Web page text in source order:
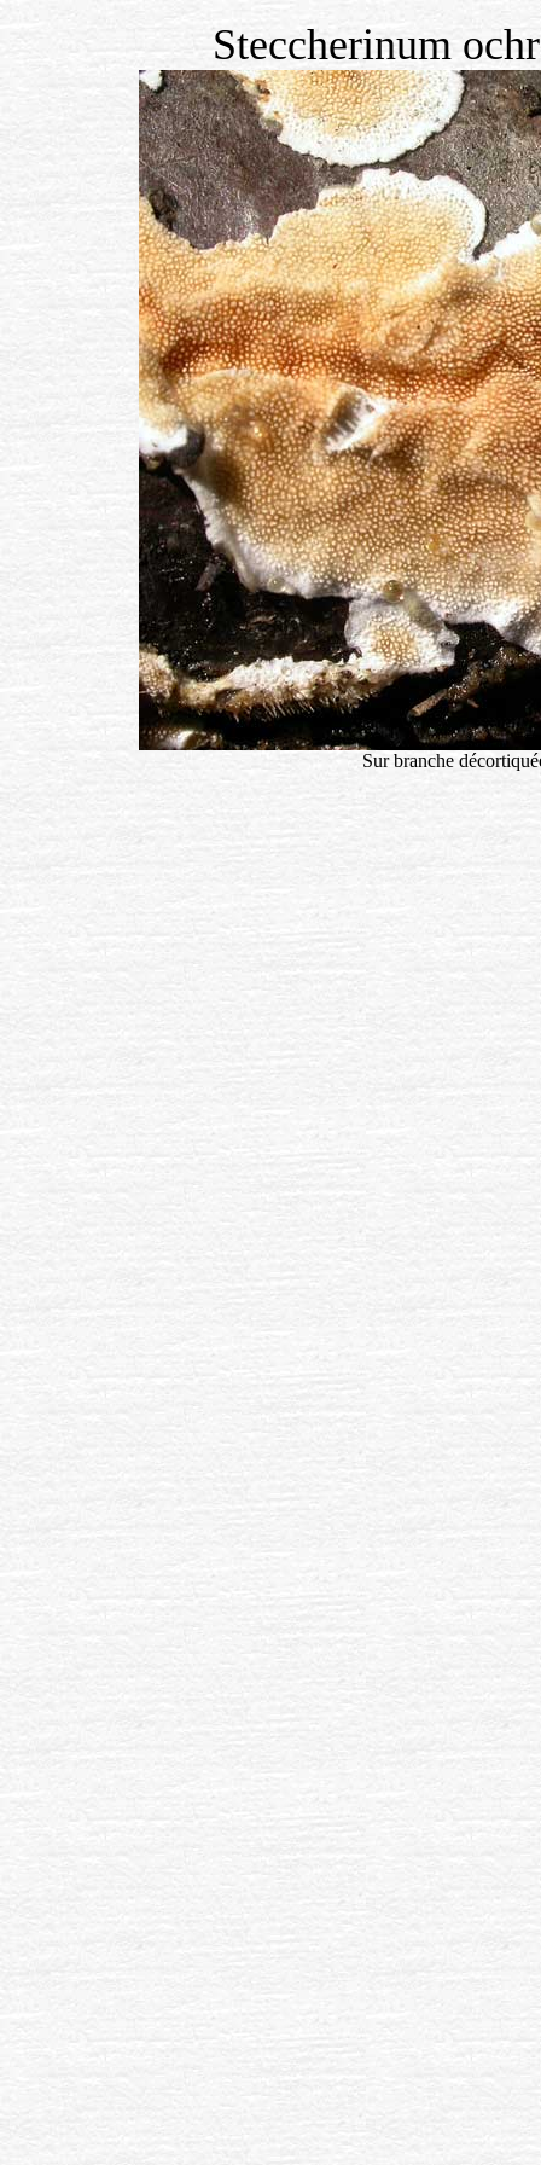
Steccherinum
Sur branche